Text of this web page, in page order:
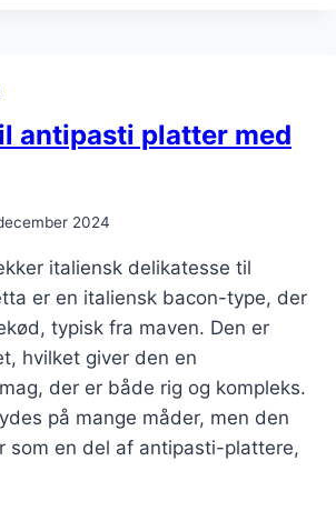
antipasti platter med
2024
italiensk delikatesse til
er en italiensk bacon-type, der
typisk fra maven. Den er
hvilket giver den en
der er både rig og kompleks.
på mange måder, men den
en del af antipasti-plattere,